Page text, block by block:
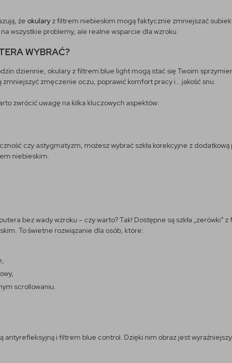
że okularyz filtrem niebieskim mogą faktycznie zmniejszać
wszystkie problemy, ale realne wsparcie dla wzroku.
WYBRAĆ?
dziennie, okulary z filtrem blue light mogą stać się Twoim
zmęczenie oczu, poprawić komfort pracy i… jakość snu.
zwrócić uwagę na kilka kluczowych aspektów:
czy astygmatyzm, możesz wybrać szkła korekcyjne z dodatkową
niebieskim.
bez wady wzroku – czy warto? Tak! Dostępne są szkła „zerówki”
To świetne rozwiązanie dla osób, które:
scrollowaniu.
antyrefleksyjną i filtrem blue control. Dzięki nim obraz jest